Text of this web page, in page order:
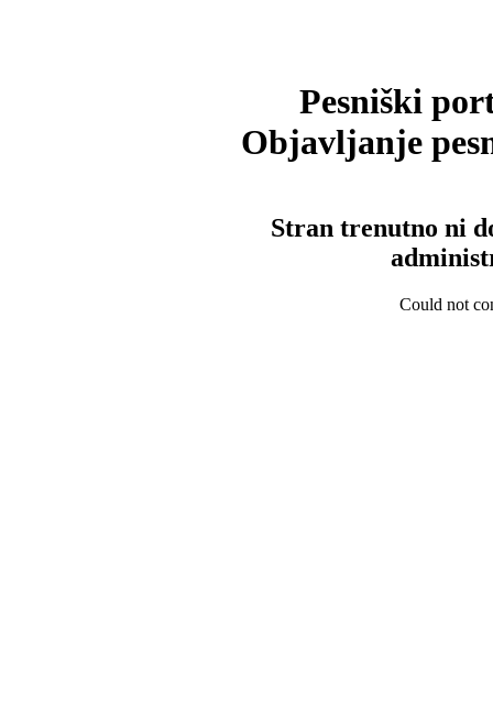
Pesniški
Objavljanje
Stran trenutno ni
Could not